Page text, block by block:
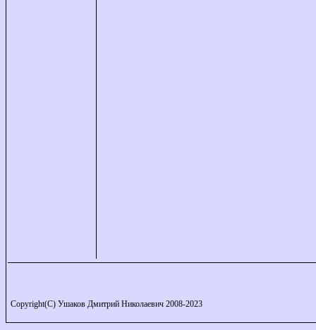
Copyright(C) Ушаков Дмитрий Николаевич 2008-2023